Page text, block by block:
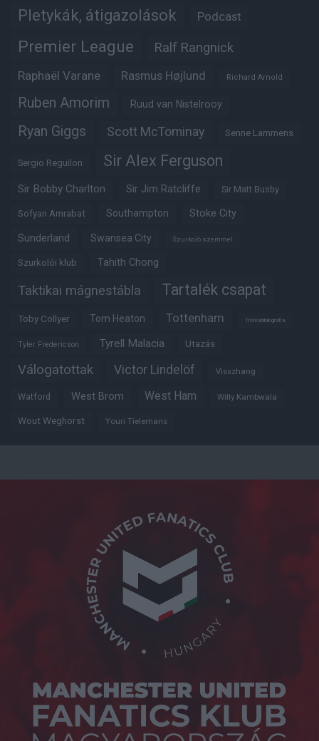
Pletykák, átigazolások Podcast
Premier League Ralf Rangnick
Raphaël Varane Rasmus Højlund Richard Arnold
Ruben Amorim Ruud van Nistelrooy
Ryan Giggs Scott McTominay Senne Lammens
Sergio Reguilon Sir Alex Ferguson
Sir Bobby Charlton Sir Jim Ratcliffe Sir Matt Busby
Sofyan Amrabat Southampton Stoke City
Sunderland Swansea City Szurkoló szemmel
Szurkolói klub Tahith Chong
Taktikai mágnestábla Tartalék csapat
Toby Collyer Tom Heaton Tottenham Trófeabibliográfia
Tyler Fredericson Tyrell Malacia Utazás
Válogatottak Victor Lindelöf Visszhang
Watford West Brom West Ham Willy Kambwala
Wout Weghorst Youri Tielemans